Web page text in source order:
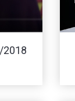
2018